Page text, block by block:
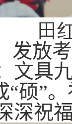
田
发放
文具
“硕”
深祝